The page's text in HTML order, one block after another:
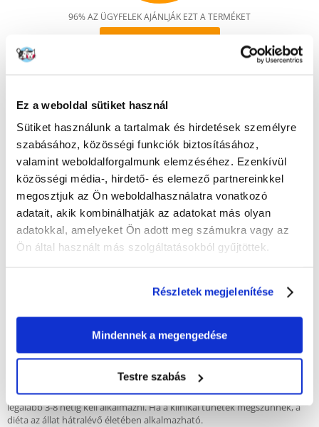
Ez a weboldal sütiket használ
Sütiket használunk a tartalmak és hirdetések személyre
szabásához, közösségi funkciók biztosításához,
valamint weboldalforgalmunk elemzéséhez. Ezenkívül
közösségi média-, hirdető- és elemező partnereinkkel
megosztjuk az Ön weboldalhasználatra vonatkozó
adatait, akik kombinálhatják az adatokat más olyan
adatokkal, amelyeket Ön adott meg számukra vagy az
Ön által használt más szolgáltatásokból gyűjtöttek.
Részletek megjelenítése
Mindennek a megengedése
Testre szabás
Recommend
96% AZ ÜGYFELEK AJÁNLJÁK EZT A TERMÉKET
Teljes értékű diétás nedves eledel felnőtt kutyák számára, akiknek
nemkívánatos táplálékreakciói vannak:
- Szabadalmaztatott összetevő-komplexum a bőrgát erősítésére.
- A kiválasztott fehérjeforrás segít csökkenteni az allergiás reakció
kialakulásának kockázatát.
- Eliminációs diéta.
- Bőrgyógyászati és/vagy gyomor-bélrendszeri tünetekkel járó
ételallergia.
- Ételintolerancia.
- Gyulladásos bélbetegség.
- A bélbaktériumflóra túlszaporodása.
Ellenjavallatok:
- Hasnyálmirigy-gyulladás vagy hasnyálmirigy-gyulladás a
- Hyperlipidaemia.
Használat előtt konzultáljon állatorvosával. A HYPOALLERGENIC diétát
legalább 3-8 hétig kell alkalmazni. Ha a klinikai tünetek megszűnnek, a
diéta az állat hátralévő életében alkalmazható.